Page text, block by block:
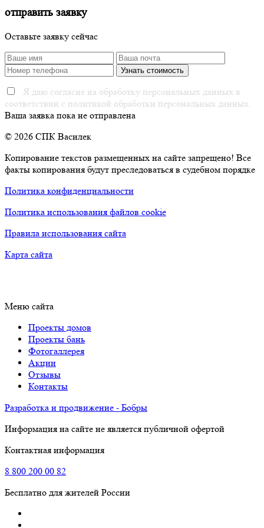
отправить заявку
Оставьте заявку сейчас
Я даю согласие на обработку персональных данных в
соответствии с политикой обработки персональных данных.
Ваша заявка пока не отправлена
© 2026 СПК Василек
Копирование текстов размещенных на сайте запрещено! Все
факты копирования будут преследоваться в судебном порядке
Политика конфиденциальности
Политика использования файлов cookie
Правила использования сайта
Карта сайта
Меню сайта
Проекты домов
Проекты бань
Фотогаллерея
Акции
Отзывы
Контакты
Разработка и продвижение - Бобры
Информация на сайте не является публичной офертой
Контактная информация
8 800 200 00 82
Бесплатно для жителей России